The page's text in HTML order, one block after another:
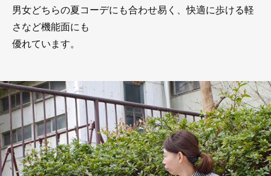
男女どちらの夏コーデにも合わせ易く、快適に歩ける軽
さなど機能面にも
優れています。